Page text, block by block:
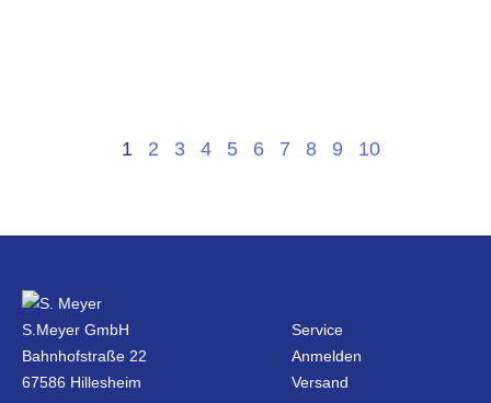
1 2 3 4 5 6 7 8 9 10
S.Meyer GmbH
Bahnhofstraße 22
67586 Hillesheim
Service
Anmelden
Versand